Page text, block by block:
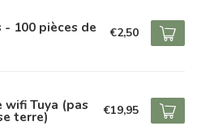
100 pièces de €2,50
wifi Tuya (pas
terre) €19,95